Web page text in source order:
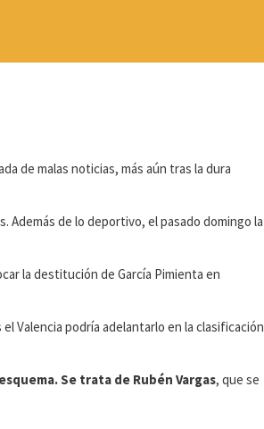
de malas noticias, más aún tras la dura
de lo deportivo, el pasado domingo la
la destitución de García Pimienta en
Valencia podría adelantarlo en la clasificación
Se trata de Rubén Vargas, que se